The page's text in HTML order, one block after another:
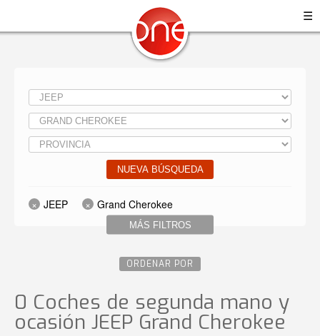
☰
NUEVA BÚSQUEDA
MÁS FILTROS
JEEP Grand Cherokee
ORDENAR POR
0 Coches de segunda mano y
ocasión JEEP Grand Cherokee